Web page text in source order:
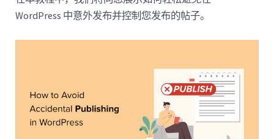
WordPress 中意外发布并控制您发布的帖子。